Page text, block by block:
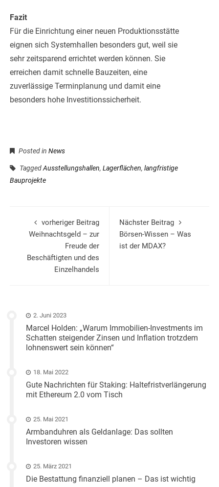
Fazit
Für die Einrichtung einer neuen Produktionsstätte
eignen sich Systemhallen besonders gut, weil sie
sehr zeitsparend errichtet werden können. Sie
erreichen damit schnelle Bauzeiten, eine
zuverlässige Terminplanung und damit eine
besonders hohe Investitionssicherheit.
Posted in News
TaggedAusstellungshallen, Lagerflächen, langfristige
Bauprojekte
vorheriger Beitrag
Weihnachtsgeld – zur
Freude der
Beschäftigten und des
Einzelhandels
Nächster Beitrag
Börsen-Wissen – Was
ist der MDAX?
2. Juni 2023
Marcel Holden: „Warum Immobilien-Investments im
Schatten steigender Zinsen und Inflation trotzdem
lohnenswert sein können“
18. Mai 2022
Gute Nachrichten für Staking: Haltefristverlängerung
mit Ethereum 2.0 vom Tisch
25. Mai 2021
Armbanduhren als Geldanlage: Das sollten
Investoren wissen
25. März 2021
Die Bestattung finanziell planen – Das ist wichtig